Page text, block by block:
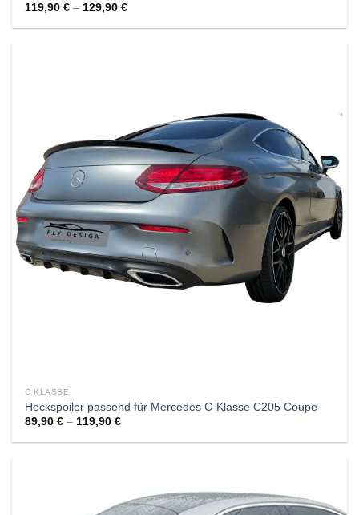
119,90€ – 129,90€
C KLASSE
Heckspoiler passend für Mercedes C-Klasse C205 Coupe
89,90€ –119,90€